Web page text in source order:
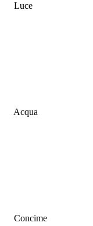
Luce
Acqua
Concime